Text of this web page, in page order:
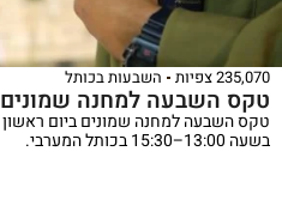
235,070 צפיות השבעות בכותל
טקס השבעה למחנה שמונים
בשעה 13:00–15:30 בכותל המערבי.